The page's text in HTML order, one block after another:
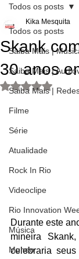
Todos os posts
Saiba Mais |
Saiba Mais |
Saiba Mais |
Filme
Série
Atualidade
Rock In Rio
Videoclipe
Rio Innovation
Música
Mundo
Todos os posts
Skank
30 anos
Kika Mesquita
Avaliado com
Durante este
mineira
celebraria